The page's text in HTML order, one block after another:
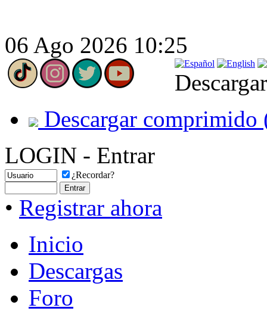
06 Ago 2026 10:25
Descargar comprimido
LOGIN - Entrar
¿Recordar?
• Registrar ahora
Inicio
Descargas
Foro